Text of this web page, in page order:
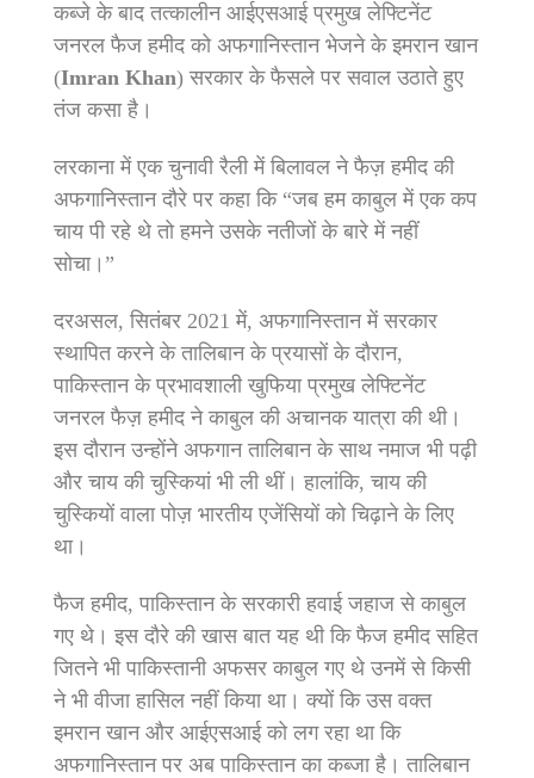
कब्जे के बाद तत्कालीन आईएसआई प्रमुख लेफ्टिनेंट
जनरल फैज हमीद को अफगानिस्तान भेजने के इमरान खान
(Imran Khan) सरकार के फैसले पर सवाल उठाते हुए
तंज कसा है।
लरकाना में एक चुनावी रैली में बिलावल ने फैज़ हमीद की
अफगानिस्तान दौरे पर कहा कि “जब हम काबुल में एक कप
चाय पी रहे थे तो हमने उसके नतीजों के बारे में नहीं
सोचा।”
दरअसल, सितंबर 2021 में, अफगानिस्तान में सरकार
स्थापित करने के तालिबान के प्रयासों के दौरान,
पाकिस्तान के प्रभावशाली खुफिया प्रमुख लेफ्टिनेंट
जनरल फैज़ हमीद ने काबुल की अचानक यात्रा की थी।
इस दौरान उन्होंने अफगान तालिबान के साथ नमाज भी पढ़ी
और चाय की चुस्कियां भी ली थीं। हालांकि, चाय की
चुस्कियों वाला पोज़ भारतीय एजेंसियों को चिढ़ाने के लिए
था।
फैज हमीद, पाकिस्तान के सरकारी हवाई जहाज से काबुल
गए थे। इस दौरे की खास बात यह थी कि फैज हमीद सहित
जितने भी पाकिस्तानी अफसर काबुल गए थे उनमें से किसी
ने भी वीजा हासिल नहीं किया था। क्यों कि उस वक्त
इमरान खान और आईएसआई को लग रहा था कि
अफगानिस्तान पर अब पाकिस्तान का कब्जा है। तालिबान